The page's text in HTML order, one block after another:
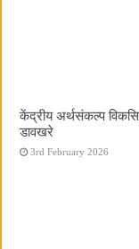
केंद्रीय अर्थसंकल्प
डावखरे
3rd February 2026